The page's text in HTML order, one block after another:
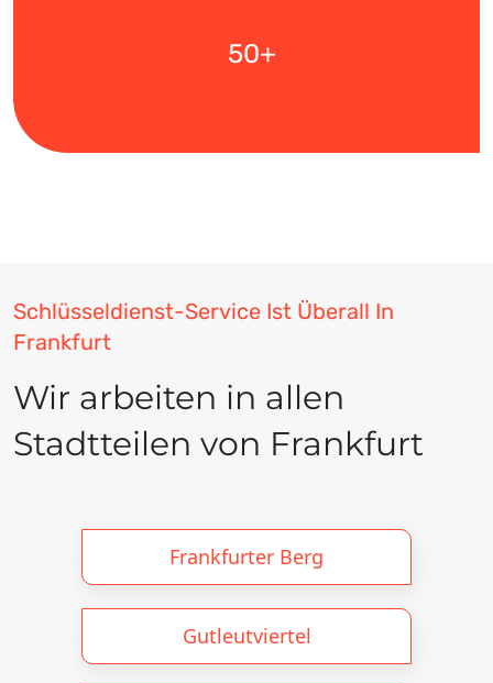
50+
Schlüsseldienst-Service Ist Überall In
Frankfurt
Wir arbeiten in allen
Stadtteilen von Frankfurt
Frankfurter Berg
Gutleutviertel